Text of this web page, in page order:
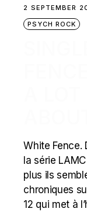
2 SEPTEMBER
PSYCH ROCK
White Fence.
la série
plus ils
chroniques
12 qui met à